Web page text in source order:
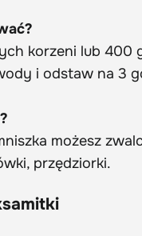
korzeni lub 400
i odstaw na 3
możesz
przędziorki.